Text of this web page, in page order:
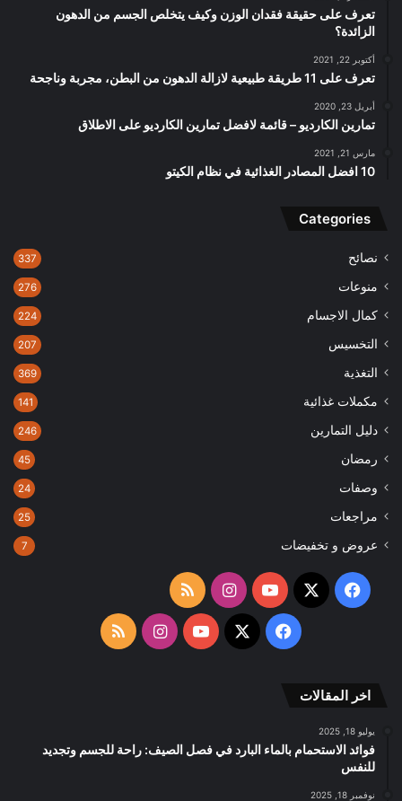
تعرف على حقيقة فقدان الوزن وكيف يتخلص الجسم من الدهون
الزائدة؟
أكتوبر 22, 2021
تعرف على 11 طريقة طبيعية لازالة الدهون من البطن، مجربة وناجحة
أبريل 23, 2020
تمارين الكارديو – قائمة لافضل تمارين الكارديو على الاطلاق
مارس 21, 2021
10 افضل المصادر الغذائية في نظام الكيتو
Categories
نصائح 337
منوعات 276
كمال الاجسام 224
التخسيس 207
التغذية 369
مكملات غذائية 141
دليل التمارين 246
رمضان 45
وصفات 24
مراجعات 25
عروض و تخفيضات 7
فيسبوك
‫X
‫YouTubeانستقرامملخص
الموقع
فيسبوك
‫X
‫YouTubeانستقرامملخص
اخر المقالات
يوليو 18, 2025
فوائد الاستحمام بالماء البارد في فصل الصيف: راحة للجسم وتجديد
للنفس
نوفمبر 18, 2025